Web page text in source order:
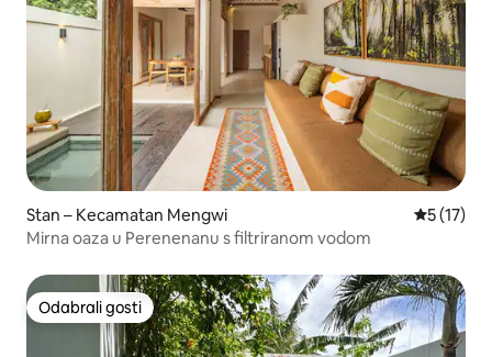
Stan – Kecamatan Mengwi Prosječna
5 (17)
Mirna oaza u Perenenanu s filtriranom vodom
Odabrali gosti
Odabrali gosti